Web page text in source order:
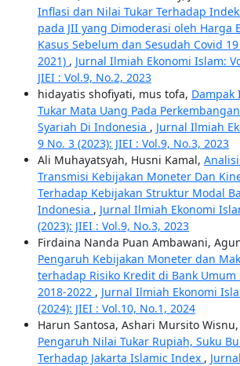
Inflasi dan Nilai Tukar Terhadap
pada JII yang Dimoderasi oleh Harga
Kasus Sebelum dan Sesudah Covid
2021) , Jurnal Ilmiah Ekonomi Islam:
JIEI : Vol.9, No.2, 2023
hidayatis shofiyati, mus tofa, Dampak
Tukar Mata Uang Pada
Syariah Di Indonesia , Jurnal Ilmiah
9 No. 3 (2023): JIEI : Vol.9, No.3, 2023
Ali Muhayatsyah, Husni Kamal,
Transmisi Kebijakan Moneter Dan
Terhadap Kebijakan Struktur Modal
Indonesia , Jurnal Ilmiah Ekonomi
(2023): JIEI : Vol.9, No.3, 2023
Firdaina Nanda Puan Ambawani,
Pengaruh Kebijakan Moneter dan
terhadap Risiko Kredit di Bank Umum
2018-2022 , Jurnal Ilmiah Ekonomi
(2024): JIEI : Vol.10, No.1, 2024
Harun Santosa, Ashari Mursito Wisnu,
Pengaruh Nilai Tukar Rupiah, Suku
Terhadap Jakarta Islamic Index ,